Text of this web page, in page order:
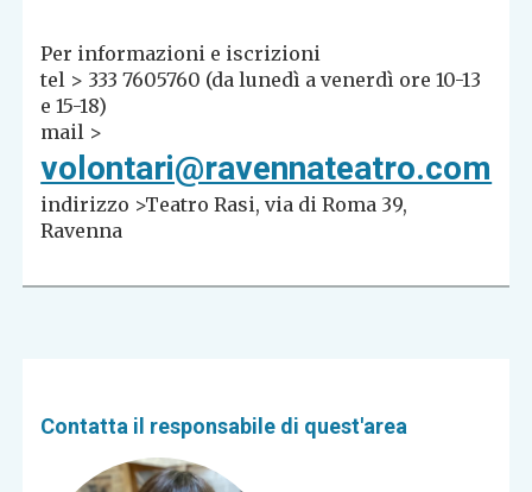
Per informazioni e iscrizioni
tel > 333 7605760 (da lunedì a venerdì ore 10-13
e 15-18)
mail >
volontari@ravennateatro.com
indirizzo >Teatro Rasi, via di Roma 39,
Ravenna
Contatta il responsabile di quest'area